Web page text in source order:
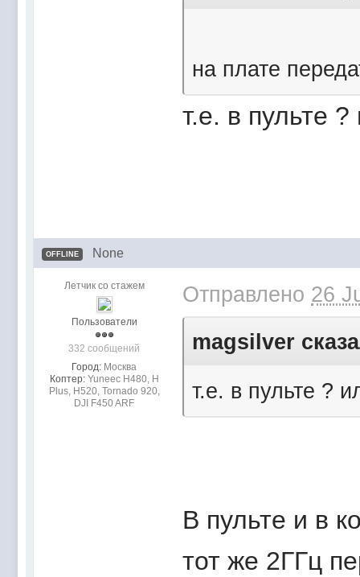
на плате
т.е. в пульте
OFFLINE None
Летчик со стажем
Пользователи
332 сообщений
Город: Mocквa
Коптер: Yuneec H480, H
Plus, H520, Tornado 920,
DJI F450 ARF
Отправлено 26
magsilver
т.е. в пульте ?
В пульте и в
тот же 2ГГц